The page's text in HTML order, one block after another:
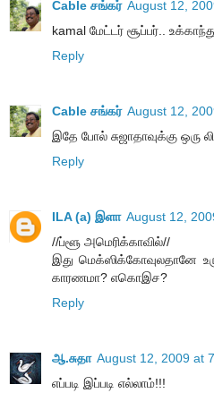
Cable சங்கர் August 12,
kamal மேட்டர் சூப்பர்..
Reply
Cable சங்கர் August 12,
இதே போல் சுஜாதாவுக்கு ஒரு
Reply
ILA (a) இளா August 12,
//ப்ளூ அமெரிக்காவில்//
இது மெக்ஸிக்கோவுலதானே
காரணமா? எகொஇச?
Reply
ஆ.சுதா August 12, 2009 at
எப்படி இப்படி எல்லாம்!!!